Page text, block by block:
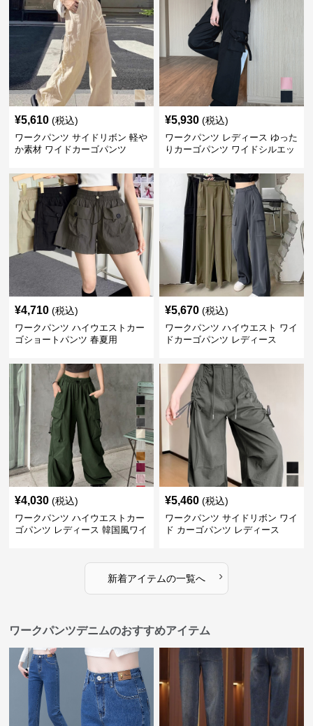
¥5,610 (税込)
ワークパンツ サイドリボン 軽や
か素材 ワイドカーゴパンツ
¥5,930 (税込)
ワークパンツ レディース ゆった
りカーゴパンツ ワイドシルエッ
¥4,710 (税込)
ワークパンツ ハイウエストカー
ゴショートパンツ 春夏用
¥5,670 (税込)
ワークパンツ ハイウエスト ワイ
ドカーゴパンツ レディース
¥4,030 (税込)
ワークパンツ ハイウエストカー
ゴパンツ レディース 韓国風ワイ
¥5,460 (税込)
ワークパンツ サイドリボン ワイ
ド カーゴパンツ レディース
新着アイテムの一覧へ ›
ワークパンツデニムのおすすめアイテム